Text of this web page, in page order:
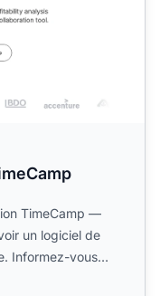
TimeCamp —
un logiciel de
Informez-vous